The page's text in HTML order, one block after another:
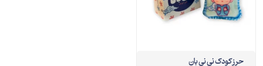
حرز کودک نی نی بان